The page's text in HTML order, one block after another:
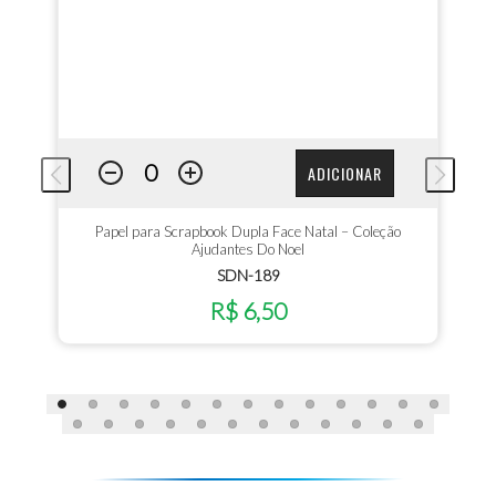
ADICIONAR
Papel para Scrapbook Dupla Face Natal – Coleção
Ajudantes Do Noel
SDN-189
R$ 6,50